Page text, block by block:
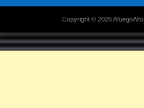
Copyright © 2026